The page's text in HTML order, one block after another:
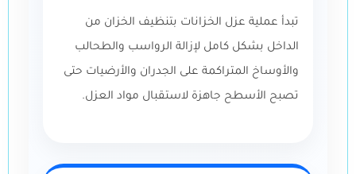
تبدأ عملية عزل الخزانات بتنظيف الخزان من
الداخل بشكل كامل لإزالة الرواسب والطحالب
والأوساخ المتراكمة على الجدران والأرضيات حتى
تصبح الأسطح جاهزة لاستقبال مواد العزل.